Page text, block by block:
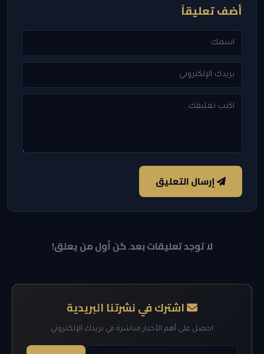
أضف تعليقاً
إرسال التعليق
لا توجد تعليقات بعد. كن أول من يعلق!
اشترك في نشرتنا البريدية
احصل على أهم الأخبار مباشرة في بريدك الإلكتروني